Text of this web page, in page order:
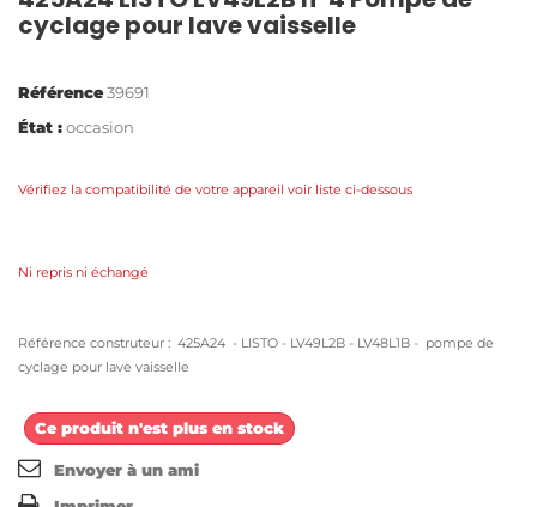
cyclage pour lave vaisselle
Référence39691
État :occasion
Vérifiez la compatibilité de votre appareil voir liste ci-dessous
Ni repris ni échangé
Référence construteur : 425A24 - LISTO - LV49L2B - LV48L1B - pompe de
cyclage pour lave vaisselle
Ce produit n'est plus en stock
Envoyer à un ami